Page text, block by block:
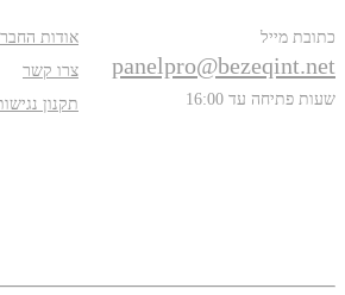
כתובת מייל
panelpro@bezeqint.net
שעות פתיחה עד 16:00
אודות
צרו קשר
תקנון